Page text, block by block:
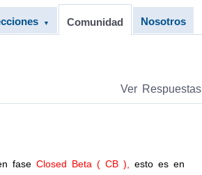
▼ Comunidad Nosotros
Ver Respuestas
fase Closed Beta ( CB ),
esto es en